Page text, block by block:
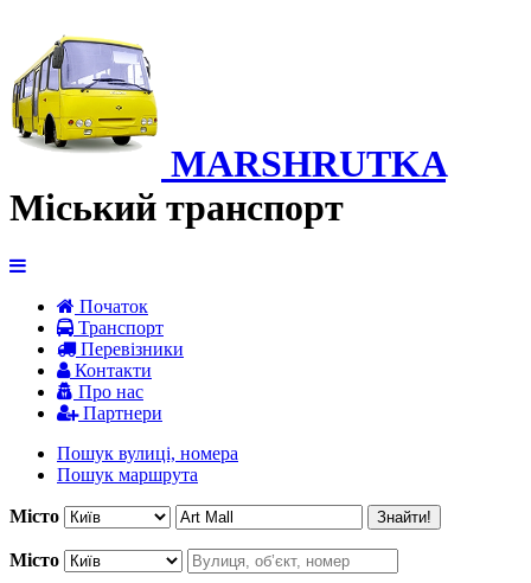
MARSHRUTKA
Міський транспорт
Початок
Транспорт
Перевiзники
Контакти
Про нас
Партнери
Пошук вулиці, номера
Пошук маршрута
Місто Знайти!
Місто